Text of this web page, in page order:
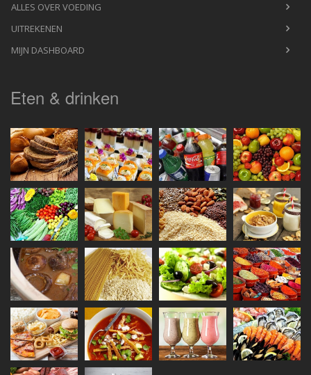
ALLES OVER VOEDING
UITREKENEN
MIJN DASHBOARD
Eten & drinken